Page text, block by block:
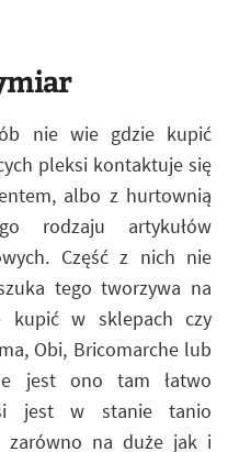
nie wie gdzie kupić
pleksi kontaktuje się
albo z hurtownią
rodzaju artykułów
Część z nich nie
tego tworzywa na
w sklepach czy
Obi, Bricomarche lub
jest ono tam łatwo
jest w stanie tanio
zarówno na duże jak i